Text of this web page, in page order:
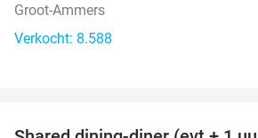
Groot-Ammers
Verkocht: 8.588